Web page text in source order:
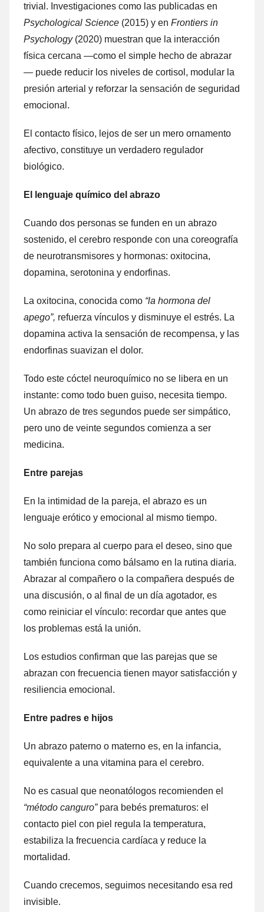
trivial. Investigaciones como las publicadas en
Psychological Science (2015) y en Frontiers in
Psychology(2020) muestran que la interacción
física cercana —como el simple hecho de abrazar
— puede reducir los niveles de cortisol, modular la
presión arterial y reforzar la sensación de seguridad
emocional.
El contacto físico, lejos de ser un mero ornamento
afectivo, constituye un verdadero regulador
biológico.
El lenguaje químico del abrazo
Cuando dos personas se funden en un abrazo
sostenido, el cerebro responde con una coreografía
de neurotransmisores y hormonas: oxitocina,
dopamina, serotonina y endorfinas.
La oxitocina, conocida como “la hormona del
apego”, refuerza vínculos y disminuye el estrés. La
dopamina activa la sensación de recompensa, y las
endorfinas suavizan el dolor.
Todo este cóctel neuroquímico no se libera en un
instante: como todo buen guiso, necesita tiempo.
Un abrazo de tres segundos puede ser simpático,
pero uno de veinte segundos comienza a ser
medicina.
Entre parejas
En la intimidad de la pareja, el abrazo es un
lenguaje erótico y emocional al mismo tiempo.
No solo prepara al cuerpo para el deseo, sino que
también funciona como bálsamo en la rutina diaria.
Abrazar al compañero o la compañera después de
una discusión, o al final de un día agotador, es
como reiniciar el vínculo: recordar que antes que
los problemas está la unión.
Los estudios confirman que las parejas que se
abrazan con frecuencia tienen mayor satisfacción y
resiliencia emocional.
Entre padres e hijos
Un abrazo paterno o materno es, en la infancia,
equivalente a una vitamina para el cerebro.
No es casual que neonatólogos recomienden el
“método canguro”para bebés prematuros: el
contacto piel con piel regula la temperatura,
estabiliza la frecuencia cardíaca y reduce la
mortalidad.
Cuando crecemos, seguimos necesitando esa red
invisible.